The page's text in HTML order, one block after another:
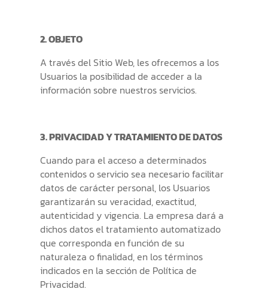
2. OBJETO
A través del Sitio Web, les ofrecemos a los
Usuarios la posibilidad de acceder a la
información sobre nuestros servicios.
3. PRIVACIDAD Y TRATAMIENTO DE DATOS
Cuando para el acceso a determinados
contenidos o servicio sea necesario facilitar
datos de carácter personal, los Usuarios
garantizarán su veracidad, exactitud,
autenticidad y vigencia. La empresa dará a
dichos datos el tratamiento automatizado
que corresponda en función de su
naturaleza o finalidad, en los términos
indicados en la sección de Política de
Privacidad.